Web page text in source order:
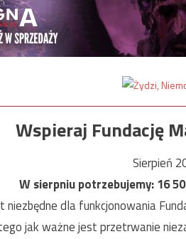
Wspieraj Fundację
Sierpień
W sierpniu potrzebujemy:16
dla funkcjonowania
jak ważne jest przetrwanie